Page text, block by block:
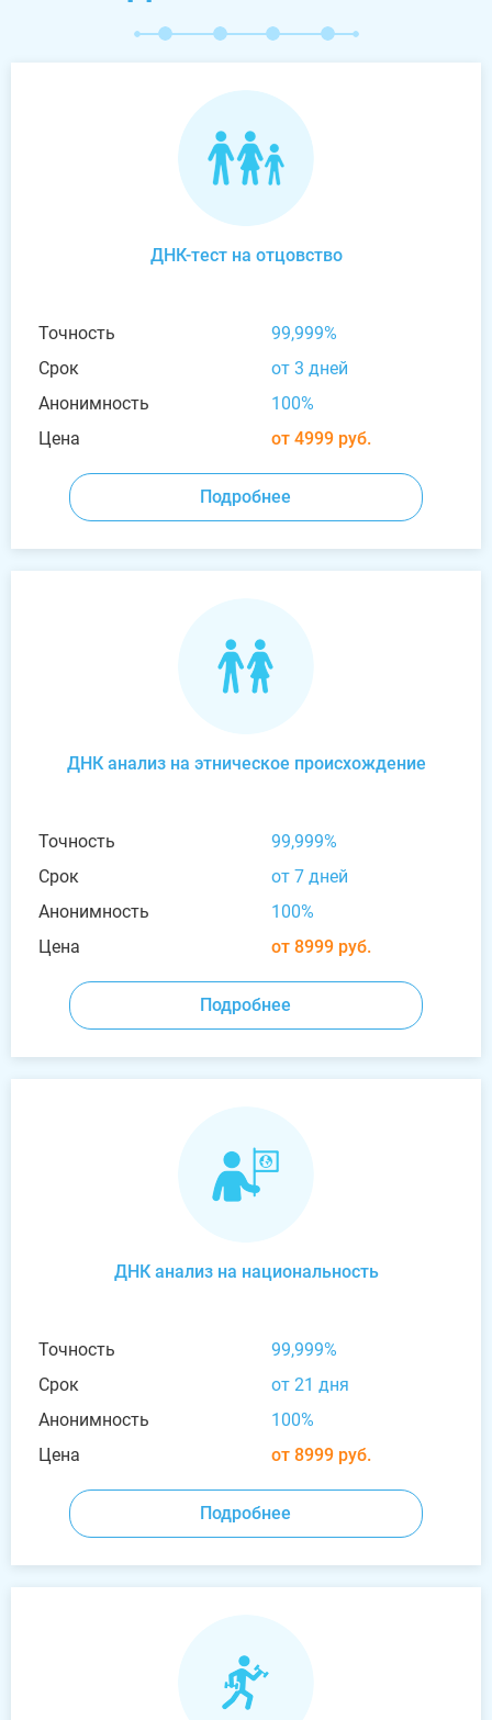
ДНК-тест на отцовство
Точность
99,999%
Срок
от 3 дней
Анонимность
100%
Цена
от 4999 руб.
Подробнее
ДНК анализ на этническое происхождение
Точность
99,999%
Срок
от 7 дней
Анонимность
100%
Цена
от 8999 руб.
Подробнее
ДНК анализ на национальность
Точность
99,999%
Срок
от 21 дня
Анонимность
100%
Цена
от 8999 руб.
Подробнее